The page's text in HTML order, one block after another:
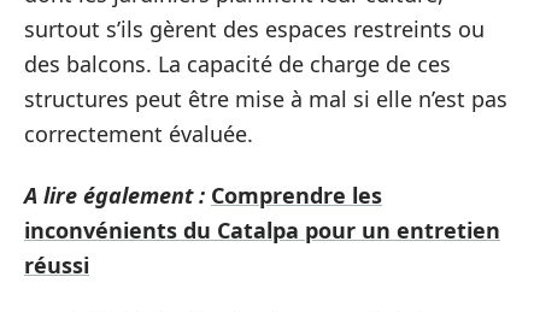
surtout s’ils gèrent des espaces restreints ou
des balcons. La capacité de charge de ces
structures peut être mise à mal si elle n’est pas
correctement évaluée.
A lire également : Comprendre les
inconvénients du Catalpa pour un entretien
réussi